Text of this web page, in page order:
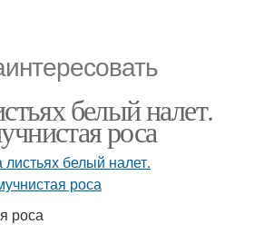
белый налет.
роса
роса